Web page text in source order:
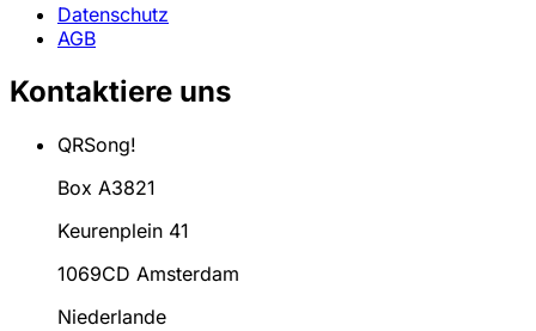
Datenschutz
AGB
Kontaktiere uns
QRSong!
Box A3821
Keurenplein 41
1069CD Amsterdam
Niederlande